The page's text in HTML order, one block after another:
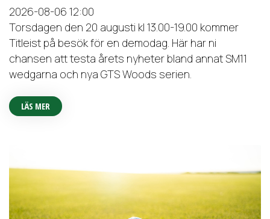
2026-08-06 12:00
Torsdagen den 20 augusti kl 13.00-19.00 kommer
Titleist på besök för en demodag. Här har ni
chansen att testa årets nyheter bland annat SM11
wedgarna och nya GTS Woods serien.
LÄS MER